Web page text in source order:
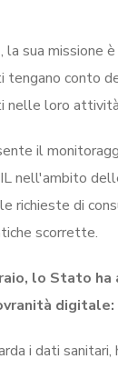
sua missione
tengano conto
nelle loro
il
nell'ambito
richieste di
scorrette.
lo Stato ha
digitale:
i dati sanitari,